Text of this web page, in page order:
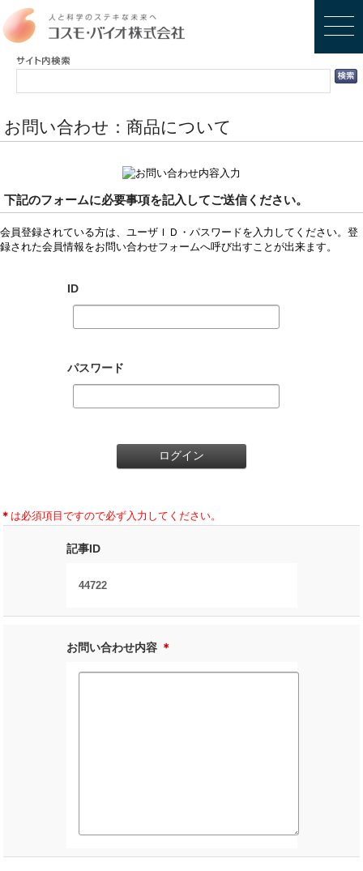
お問い合わせ：商品について
下記のフォームに必要事項を記入してご送信ください。
会員登録されている方は、ユーザＩＤ・パスワードを入力してください。登
録された会員情報をお問い合わせフォームへ呼び出すことが出来ます。
ID
パスワード
＊ は必須項目ですので必ず入力してください。
記事ID
44722
お問い合わせ内容 ＊